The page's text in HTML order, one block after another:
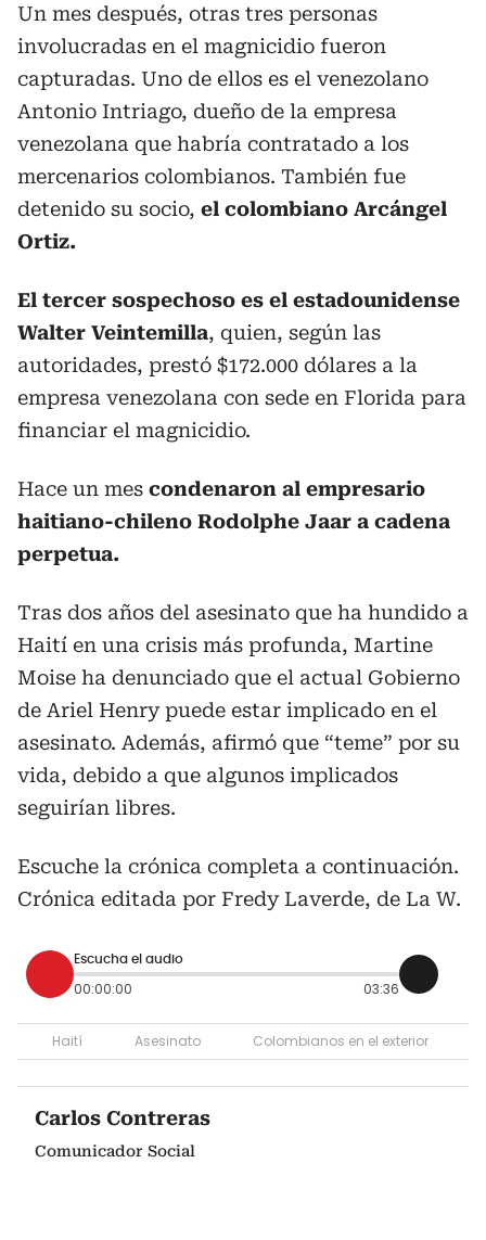
Un mes después, otras tres personas
involucradas en el magnicidio fueron
capturadas. Uno de ellos es el venezolano
Antonio Intriago, dueño de la empresa
venezolana que habría contratado a los
mercenarios colombianos. También fue
detenido su socio, el colombiano Arcángel
Ortiz.
El tercer sospechoso es el estadounidense
Walter Veintemilla, quien, según las
autoridades, prestó $172.000 dólares a la
empresa venezolana con sede en Florida para
financiar el magnicidio.
Hace un mes condenaron al empresario
haitiano-chileno Rodolphe Jaar a cadena
perpetua.
Tras dos años del asesinato que ha hundido a
Haití en una crisis más profunda, Martine
Moise ha denunciado que el actual Gobierno
de Ariel Henry puede estar implicado en el
asesinato. Además, afirmó que “teme” por su
vida, debido a que algunos implicados
seguirían libres.
Escuche la crónica completa a continuación.
Crónica editada por Fredy Laverde, de La W.
Escucha el audio
00:00:00 03:36
Haití Asesinato Colombianos en el exterior
Carlos Contreras
Comunicador Social